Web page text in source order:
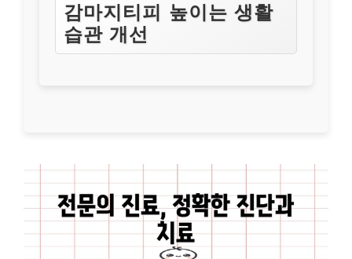
감마지티피 높이는 생활
습관 개선